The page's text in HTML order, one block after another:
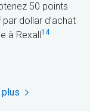
50 points
par dollar d’achat
à Rexall 14
plus